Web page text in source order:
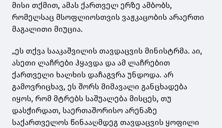
მისი თქმით, ამას ქართველ ერზე ამბობს,
რომელსაც მსოფლიოსთვის ვაჟკაცობის არაერთი
მაგალითი მიუცია.
„ეს თქვა სააკაშვილის თავდაცვის მინისტრმა. აი,
ასეთი ლაჩრები ჰყავდა და ამ ლაჩრებით
ქართველი ხალხის დაჩაგვრა უნდოდა. არ
გამოვრიცხავ, ეს შორს მიმავალი განცხადება
იყოს, რომ მტრებს საშუალება მისცეს, თუ
დასჭირდათ, საერთაშორისო არენაზე
საქართველოს წინააღმდეგ თავდაცვის ყოფილი